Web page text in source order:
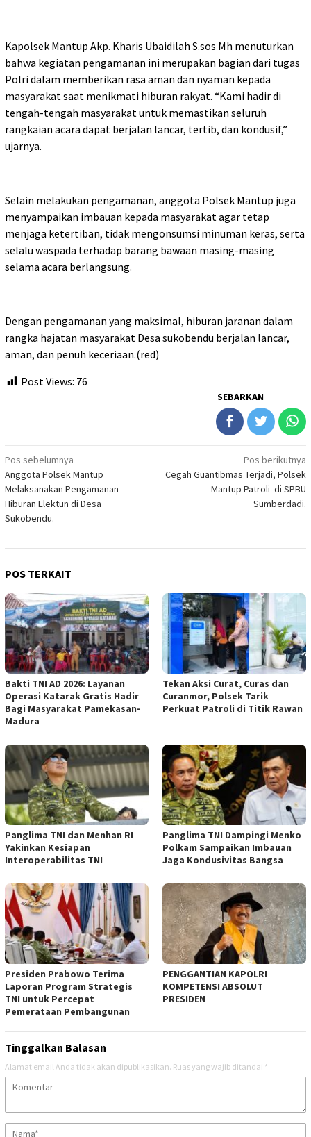
Kapolsek Mantup Akp. Kharis Ubaidilah S.sos Mh menuturkan
bahwa kegiatan pengamanan ini merupakan bagian dari tugas
Polri dalam memberikan rasa aman dan nyaman kepada
masyarakat saat menikmati hiburan rakyat. “Kami hadir di
tengah-tengah masyarakat untuk memastikan seluruh
rangkaian acara dapat berjalan lancar, tertib, dan kondusif,”
ujarnya.
Selain melakukan pengamanan, anggota Polsek Mantup juga
menyampaikan imbauan kepada masyarakat agar tetap
menjaga ketertiban, tidak mengonsumsi minuman keras, serta
selalu waspada terhadap barang bawaan masing-masing
selama acara berlangsung.
Dengan pengamanan yang maksimal, hiburan jaranan dalam
rangka hajatan masyarakat Desa sukobendu berjalan lancar,
aman, dan penuh keceriaan.(red)
Post Views: 76
SEBARKAN
Navigasi
pos
Pos sebelumnya
Anggota Polsek Mantup
Melaksanakan Pengamanan
Hiburan Elektun di Desa
Sukobendu.
Pos berikutnya
Cegah Guantibmas Terjadi, Polsek
Mantup Patroli di SPBU
Sumberdadi.
POS TERKAIT
Bakti TNI AD 2026: Layanan
Operasi Katarak Gratis Hadir
Bagi Masyarakat Pamekasan-
Madura
Tekan Aksi Curat, Curas dan
Curanmor, Polsek Tarik
Perkuat Patroli di Titik Rawan
Panglima TNI dan Menhan RI
Yakinkan Kesiapan
Interoperabilitas TNI
Panglima TNI Dampingi Menko
Polkam Sampaikan Imbauan
Jaga Kondusivitas Bangsa
Presiden Prabowo Terima
Laporan Program Strategis
TNI untuk Percepat
Pemerataan Pembangunan
PENGGANTIAN KAPOLRI
KOMPETENSI ABSOLUT
PRESIDEN
Tinggalkan Balasan
Alamat email Anda tidak akan dipublikasikan. Ruas yang wajib ditandai *